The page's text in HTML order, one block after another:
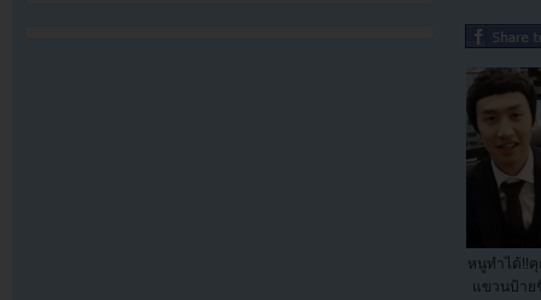
หนูทำได้!!
แขวนป้าย